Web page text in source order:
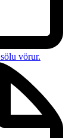
vörur.